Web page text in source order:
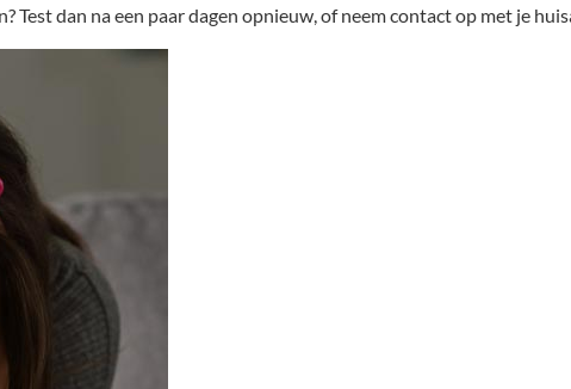
dan na een paar dagen opnieuw, of neem contact op met je